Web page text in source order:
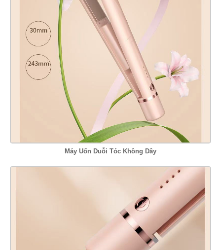
Máy Uốn Duỗi Tóc Không Dây